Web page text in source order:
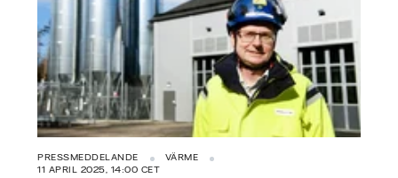
PRESSMEDDELANDE
VÄRME
11 APRIL 2025, 14:00 CET